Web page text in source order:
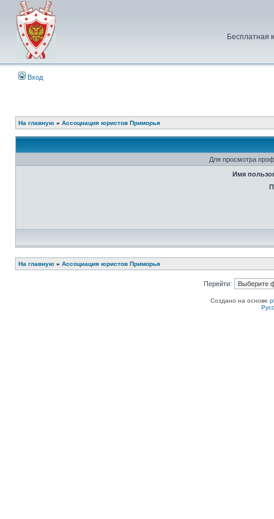
Бесплатная
Вход
На главную » Ассоциация юристов Приморья
Для просмотра
Имя
На главную » Ассоциация юристов Приморья
Перейти:
Создано на основе